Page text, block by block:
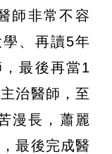
師非常不容
、再讀5年
最後再當1
治醫師，至
漫長，蕭麗
最後完成醫